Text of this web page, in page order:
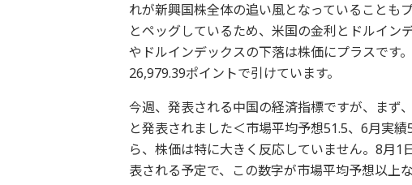
れが新興国株全体の追い風となっていることも
とペッグしているため、米国の金利とドルイン
やドルインデックスの下落は株価にプラスです
26,979.39ポイントで引けています。
今週、発表される中国の経済指標ですが、まず
と発表されました＜市場平均予想51.5、6月実
ら、株価は特に大きく反応していません。8月
表される予定で、この数字が市場平均予想以上